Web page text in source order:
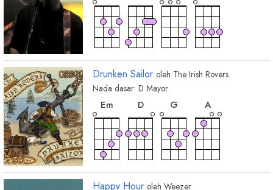
Drunken Sailor oleh The Irish Rovers
Nada dasar: D Mayor
Em
chord
D
chord
G
A
Happy Hour oleh Weezer